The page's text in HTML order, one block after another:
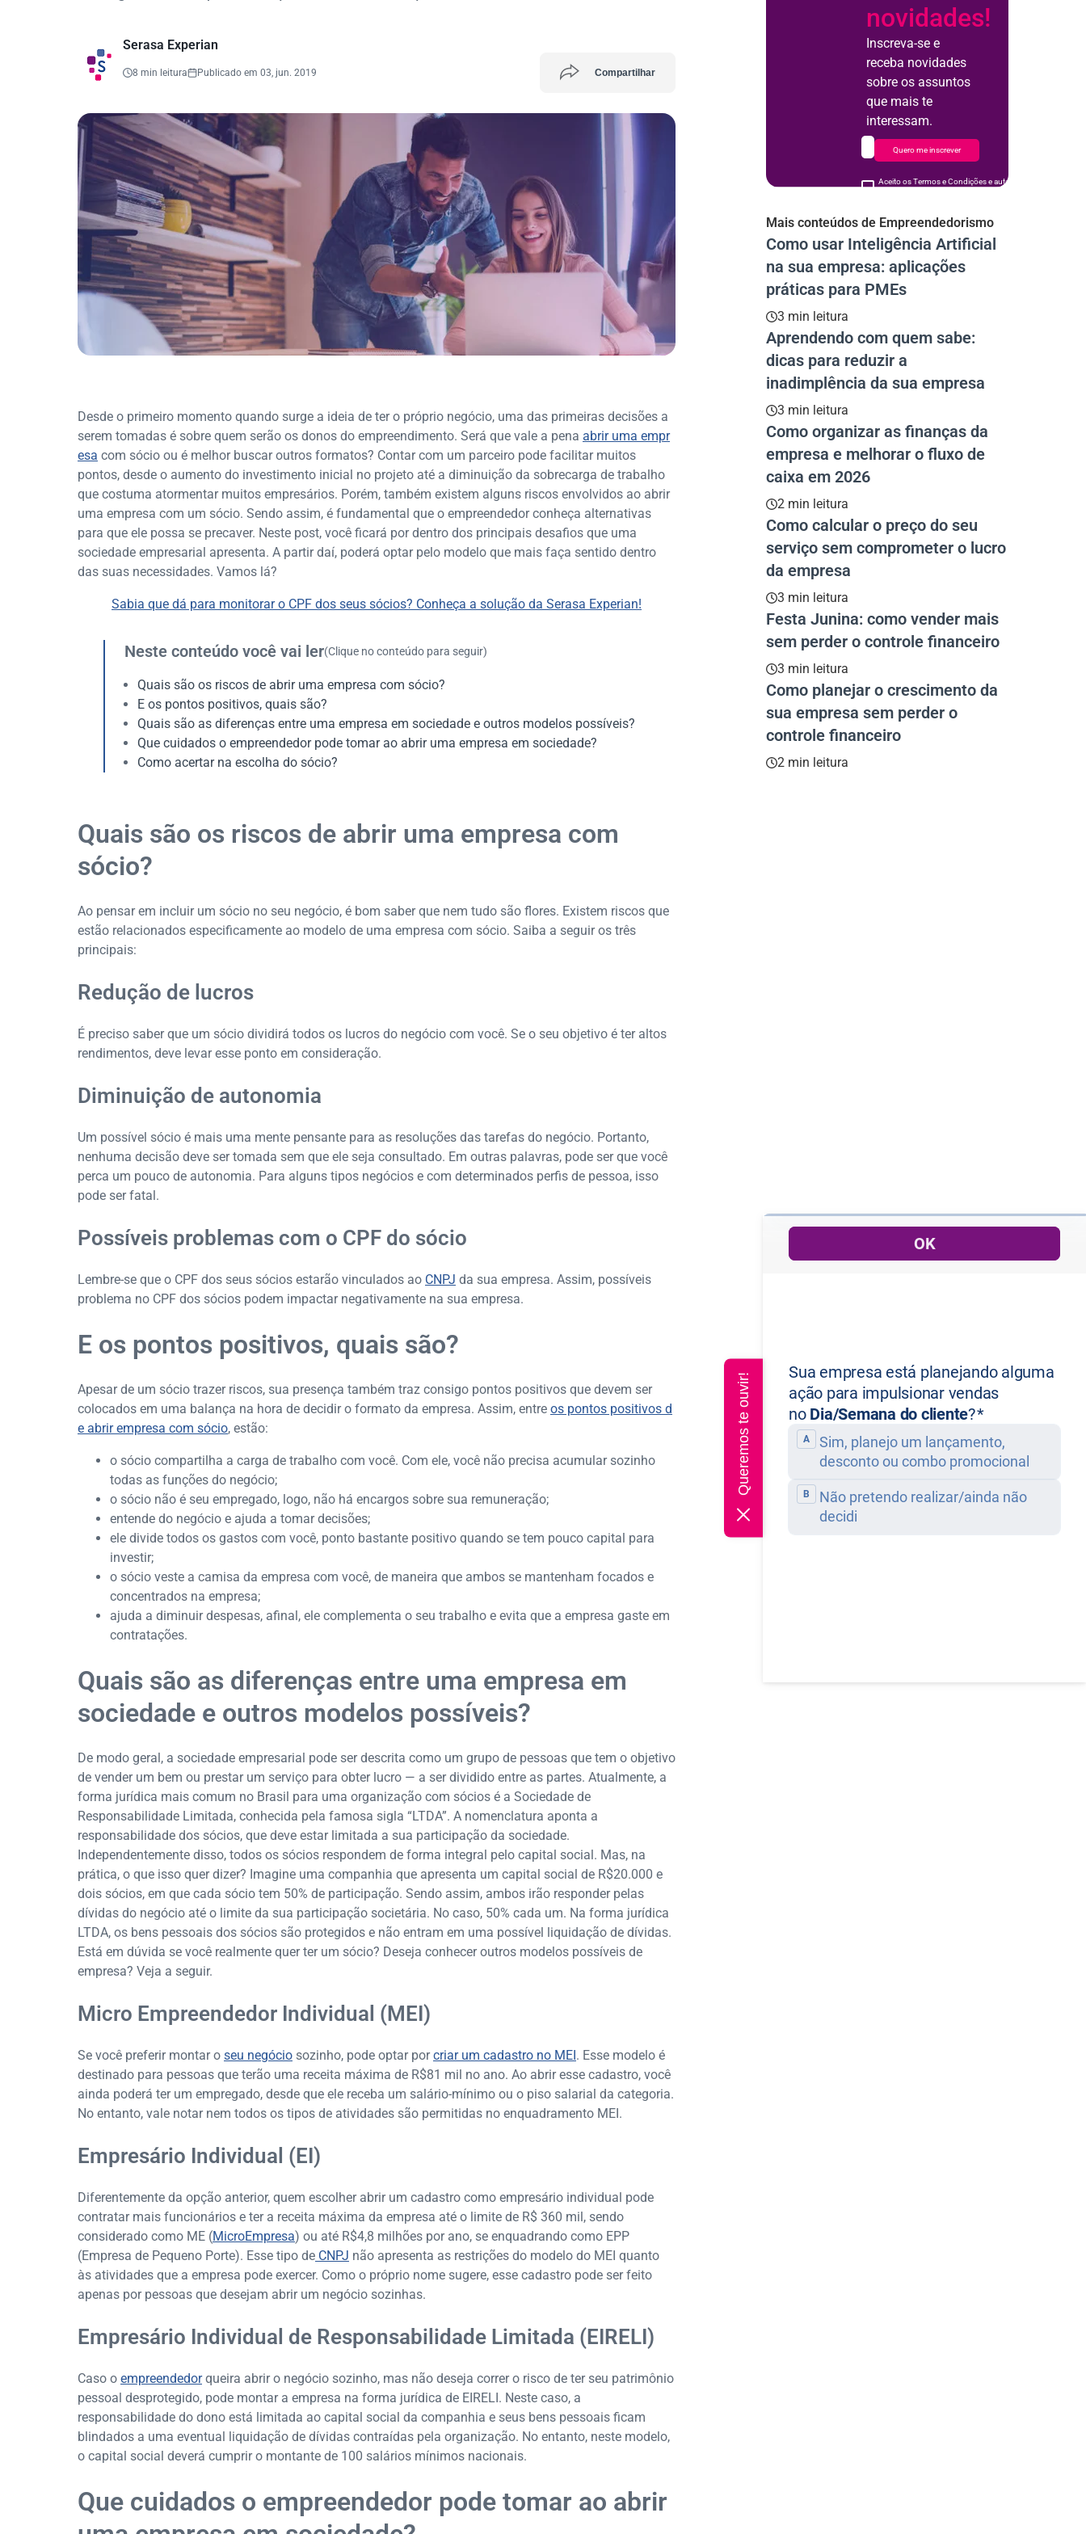
Serasa Experian
8 min leitura Publicado em 03, jun. 2019 Compartilhar
Desde o primeiro momento quando surge a ideia de ter o próprio negócio, uma das primeiras decisões a
serem tomadas é sobre quem serão os donos do empreendimento. Será que vale a pena abrir uma empr
esa com sócio ou é melhor buscar outros formatos? Contar com um parceiro pode facilitar muitos
pontos, desde o aumento do investimento inicial no projeto até a diminuição da sobrecarga de trabalho
que costuma atormentar muitos empresários. Porém, também existem alguns riscos envolvidos ao abrir
uma empresa com um sócio. Sendo assim, é fundamental que o empreendedor conheça alternativas
para que ele possa se precaver. Neste post, você ficará por dentro dos principais desafios que uma
sociedade empresarial apresenta. A partir daí, poderá optar pelo modelo que mais faça sentido dentro
das suas necessidades. Vamos lá?
Sabia que dá para monitorar o CPF dos seus sócios? Conheça a solução da Serasa Experian!
Neste conteúdo você vai ler(Clique no conteúdo para seguir)
Quais são os riscos de abrir uma empresa com sócio?
E os pontos positivos, quais são?
Quais são as diferenças entre uma empresa em sociedade e outros modelos possíveis?
Que cuidados o empreendedor pode tomar ao abrir uma empresa em sociedade?
Como acertar na escolha do sócio?
Quais são os riscos de abrir uma empresa com
sócio?
Ao pensar em incluir um sócio no seu negócio, é bom saber que nem tudo são flores. Existem riscos que
estão relacionados especificamente ao modelo de uma empresa com sócio. Saiba a seguir os três
principais:
Redução de lucros
É preciso saber que um sócio dividirá todos os lucros do negócio com você. Se o seu objetivo é ter altos
rendimentos, deve levar esse ponto em consideração.
Diminuição de autonomia
Um possível sócio é mais uma mente pensante para as resoluções das tarefas do negócio. Portanto,
nenhuma decisão deve ser tomada sem que ele seja consultado. Em outras palavras, pode ser que você
perca um pouco de autonomia. Para alguns tipos negócios e com determinados perfis de pessoa, isso
pode ser fatal.
Possíveis problemas com o CPF do sócio
Lembre-se que o CPF dos seus sócios estarão vinculados ao CNPJ da sua empresa. Assim, possíveis
problema no CPF dos sócios podem impactar negativamente na sua empresa.
E os pontos positivos, quais são?
Apesar de um sócio trazer riscos, sua presença também traz consigo pontos positivos que devem ser
colocados em uma balança na hora de decidir o formato da empresa. Assim, entre os pontos positivos d
e abrir empresa com sócio, estão:
o sócio compartilha a carga de trabalho com você. Com ele, você não precisa acumular sozinho
todas as funções do negócio;
o sócio não é seu empregado, logo, não há encargos sobre sua remuneração;
entende do negócio e ajuda a tomar decisões;
ele divide todos os gastos com você, ponto bastante positivo quando se tem pouco capital para
investir;
o sócio veste a camisa da empresa com você, de maneira que ambos se mantenham focados e
concentrados na empresa;
ajuda a diminuir despesas, afinal, ele complementa o seu trabalho e evita que a empresa gaste em
contratações.
Quais são as diferenças entre uma empresa em
sociedade e outros modelos possíveis?
De modo geral, a sociedade empresarial pode ser descrita como um grupo de pessoas que tem o objetivo
de vender um bem ou prestar um serviço para obter lucro — a ser dividido entre as partes. Atualmente, a
forma jurídica mais comum no Brasil para uma organização com sócios é a Sociedade de
Responsabilidade Limitada, conhecida pela famosa sigla “LTDA”. A nomenclatura aponta a
responsabilidade dos sócios, que deve estar limitada a sua participação da sociedade.
Independentemente disso, todos os sócios respondem de forma integral pelo capital social. Mas, na
prática, o que isso quer dizer? Imagine uma companhia que apresenta um capital social de R$20.000 e
dois sócios, em que cada sócio tem 50% de participação. Sendo assim, ambos irão responder pelas
dívidas do negócio até o limite da sua participação societária. No caso, 50% cada um. Na forma jurídica
LTDA, os bens pessoais dos sócios são protegidos e não entram em uma possível liquidação de dívidas.
Está em dúvida se você realmente quer ter um sócio? Deseja conhecer outros modelos possíveis de
empresa? Veja a seguir.
Micro Empreendedor Individual (MEI)
Se você preferir montar o seu negócio sozinho, pode optar porcriar um cadastro no MEI . Esse modelo é
destinado para pessoas que terão uma receita máxima de R$81 mil no ano. Ao abrir esse cadastro, você
ainda poderá ter um empregado, desde que ele receba um salário-mínimo ou o piso salarial da categoria.
No entanto, vale notar nem todos os tipos de atividades são permitidas no enquadramento MEI.
Empresário Individual (EI)
Diferentemente da opção anterior, quem escolher abrir um cadastro como empresário individual pode
contratar mais funcionários e ter a receita máxima da empresa até o limite de R$ 360 mil, sendo
considerado como ME (MicroEmpresa) ou até R$4,8 milhões por ano, se enquadrando como EPP
(Empresa de Pequeno Porte). Esse tipo de CNPJ não apresenta as restrições do modelo do MEI quanto
às atividades que a empresa pode exercer. Como o próprio nome sugere, esse cadastro pode ser feito
apenas por pessoas que desejam abrir um negócio sozinhas.
Empresário Individual de Responsabilidade Limitada (EIRELI)
Caso o empreendedorqueira abrir o negócio sozinho, mas não deseja correr o risco de ter seu patrimônio
pessoal desprotegido, pode montar a empresa na forma jurídica de EIRELI. Neste caso, a
responsabilidade do dono está limitada ao capital social da companhia e seus bens pessoais ficam
blindados a uma eventual liquidação de dívidas contraídas pela organização. No entanto, neste modelo,
o capital social deverá cumprir o montante de 100 salários mínimos nacionais.
Que cuidados o empreendedor pode tomar ao abrir
novidades!
Inscreva-se e
receba novidades
sobre os assuntos
que mais te
interessam.
Aceito os Termos e Condições e autorizo o uso de meus
Quero me inscrever
Mais conteúdos de Empreendedorismo
Como usar Inteligência Artificial
na sua empresa: aplicações
práticas para PMEs
3 min leitura
Aprendendo com quem sabe:
dicas para reduzir a
inadimplência da sua empresa
3 min leitura
Como organizar as finanças da
empresa e melhorar o fluxo de
caixa em 2026
2 min leitura
Como calcular o preço do seu
serviço sem comprometer o lucro
da empresa
3 min leitura
Festa Junina: como vender mais
sem perder o controle financeiro
3 min leitura
Como planejar o crescimento da
sua empresa sem perder o
controle financeiro
2 min leitura
Queremos te ouvir!